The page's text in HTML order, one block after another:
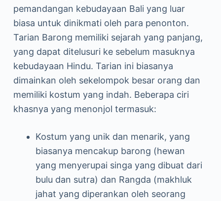
pemandangan kebudayaan Bali yang luar
biasa untuk dinikmati oleh para penonton.
Tarian Barong memiliki sejarah yang panjang,
yang dapat ditelusuri ke sebelum masuknya
kebudayaan Hindu. Tarian ini biasanya
dimainkan oleh sekelompok besar orang dan
memiliki kostum yang indah. Beberapa ciri
khasnya yang menonjol termasuk:
Kostum yang unik dan menarik, yang
biasanya mencakup barong (hewan
yang menyerupai singa yang dibuat dari
bulu dan sutra) dan Rangda (makhluk
jahat yang diperankan oleh seorang